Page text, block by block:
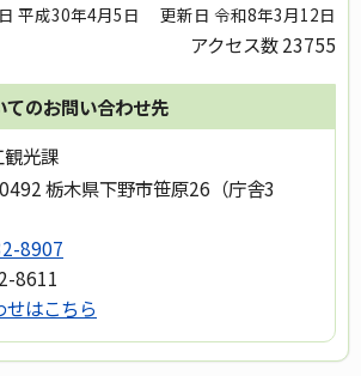
平成30年4月5日 更新日 令和8年3月12日
アクセス数23755
てのお問い合わせ先
観光課
栃木県下野市笹原26（庁舎3
8907
8611
せはこちら